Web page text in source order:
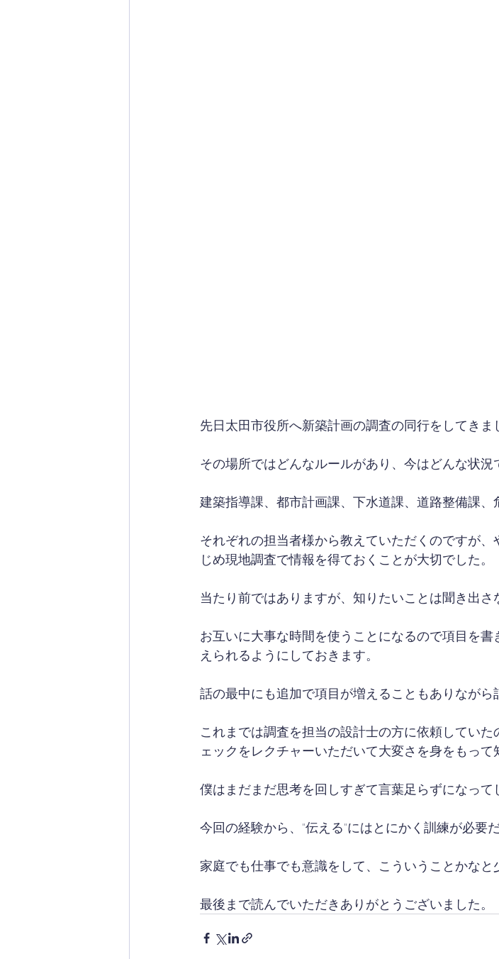
先日太田市役所へ新築計画の調査の同行をしてきま
その場所ではどんなルールがあり、今はどんな状況
建築指導課、都市計画課、下水道課、道路整備課、
それぞれの担当者様から教えていただくのですが
じめ現地調査で情報を得ておくことが大切でした。
当たり前ではありますが、知りたいことは聞き出さ
お互いに大事な時間を使うことになるので項目を
えられるようにしておきます。
話の最中にも追加で項目が増えることもありながら
これまでは調査を担当の設計士の方に依頼してい
ェックをレクチャーいただいて大変さを身をもって
僕はまだまだ思考を回しすぎて言葉足らずになって
今回の経験から、"伝える"にはとにかく訓練が必要
家庭でも仕事でも意識をして、こういうことかなと
最後まで読んでいただきありがとうございました。